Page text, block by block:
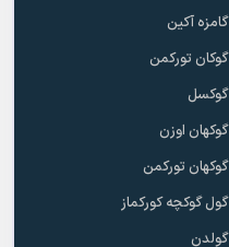
گامزه آکین
گوکان تورکمن
گوکسل
گوکهان اوزن
گوکهان تورکمن
گول گوکچه کورکماز
گولدن